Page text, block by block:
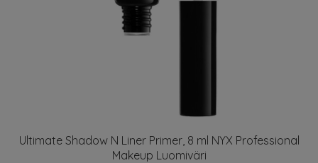
Ultimate Shadow N Liner Primer, 8 ml NYX Professional
Makeup Luomiväri